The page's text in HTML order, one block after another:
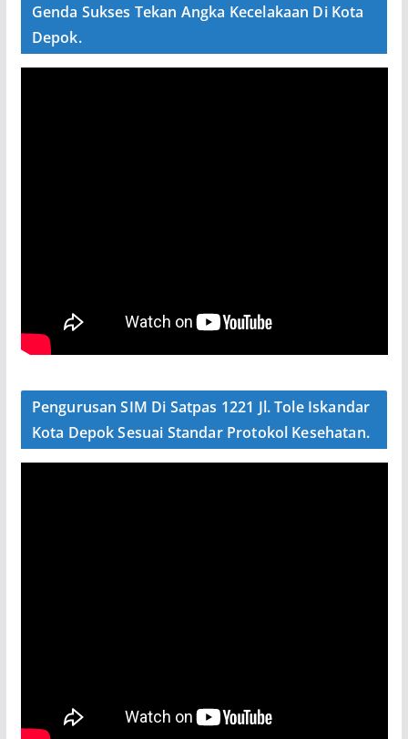
Genda Sukses Tekan Angka Kecelakaan Di Kota
Depok.
Pengurusan SIM Di Satpas 1221 Jl. Tole Iskandar
Kota Depok Sesuai Standar Protokol Kesehatan.